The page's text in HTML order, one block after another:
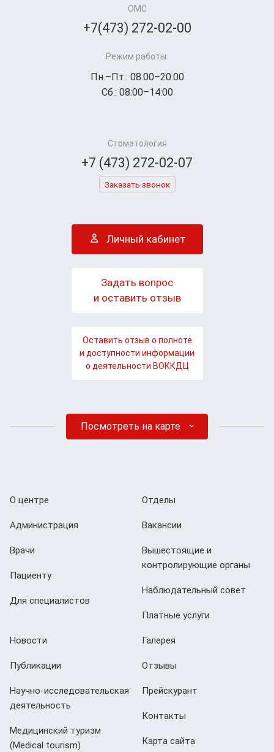
ОМС
+7(473) 272-02-00
Режим работы:
Пн.–Пт.: 08:00–20:00
Сб.: 08:00–14:00
Стоматология
+7 (473) 272-02-07
Заказать звонок
Личный кабинет
Задать вопрос
и оставить отзыв
Оставить отзыв о полноте
и доступности информации
о деятельности ВОККДЦ
Посмотреть на карте
О центре
Администрация
Врачи
Пациенту
Для специалистов
Отделы
Вакансии
Вышестоящие и
контролирующие органы
Наблюдательный совет
Платные услуги
Новости
Публикации
Научно-исследовательская
деятельность
Медицинский туризм
(Мedical tourism)
Галерея
Отзывы
Прейскурант
Контакты
Карта сайта